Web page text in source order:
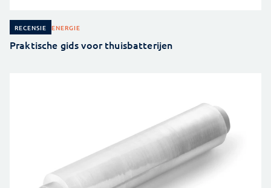
RECENSIE ENERGIE
Praktische gids voor thuisbatterijen